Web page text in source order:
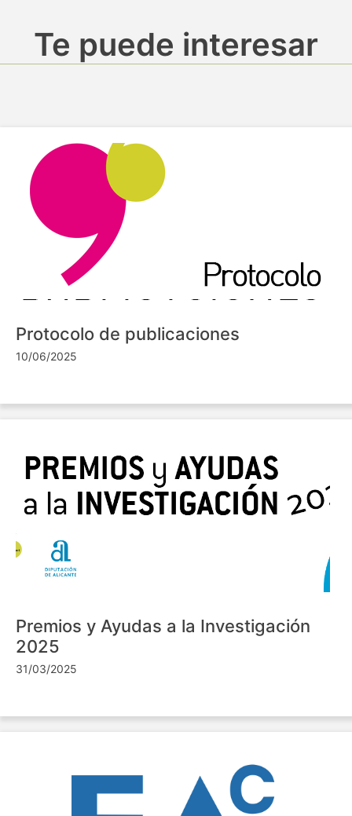
Te puede interesar
Protocolo de publicaciones
10/06/2025
Premios y Ayudas a la Investigación
2025
31/03/2025